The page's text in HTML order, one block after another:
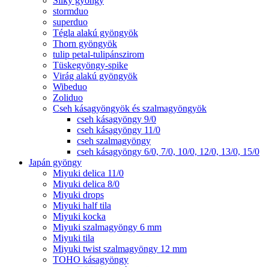
stormduo
superduo
Tégla alakú gyöngyök
Thorn gyöngyök
tulip petal-tulipánszirom
Tüskegyöngy-spike
Virág alakú gyöngyök
Wibeduo
Zoliduo
Cseh kásagyöngyök és szalmagyöngyök
cseh kásagyöngy 9/0
cseh kásagyöngy 11/0
cseh szalmagyöngy
cseh kásagyöngy 6/0, 7/0, 10/0, 12/0, 13/0, 15/0
Japán gyöngy
Miyuki delica 11/0
Miyuki delica 8/0
Miyuki drops
Miyuki half tila
Miyuki kocka
Miyuki szalmagyöngy 6 mm
Miyuki tila
Miyuki twist szalmagyöngy 12 mm
TOHO kásagyöngy